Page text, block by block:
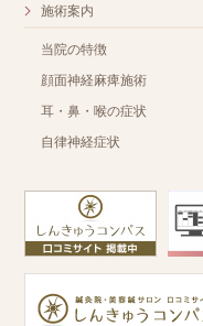
施術案内
当院の特徴
顔面神経麻痺施術
耳・鼻・喉の症状
自律神経症状